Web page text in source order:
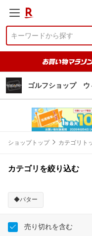
ゴルフショップ ウ
ショップトップ カテゴリト
カテゴリを絞り込む
◆パター
売り切れを含む